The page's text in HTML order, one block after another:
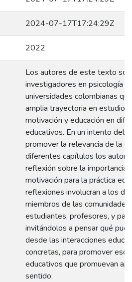
2024-07-17T17:24:29Z
2022
Los autores de este texto
investigadores en psicología
universidades colombianas
amplia trayectoria en estudios
motivación y educación en
educativos. En un intento
promover la relevancia de la
diferentes capítulos los
reflexión sobre la importancia
motivación para la práctica
reflexiones involucran a los
miembros de las
estudiantes, profesores, y
invitándolos a pensar qué
desde las interacciones
concretas, para promover
educativos que promuevan
sentido.